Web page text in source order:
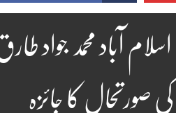
آباد محمد جواد
صورتحال کا جائزہ